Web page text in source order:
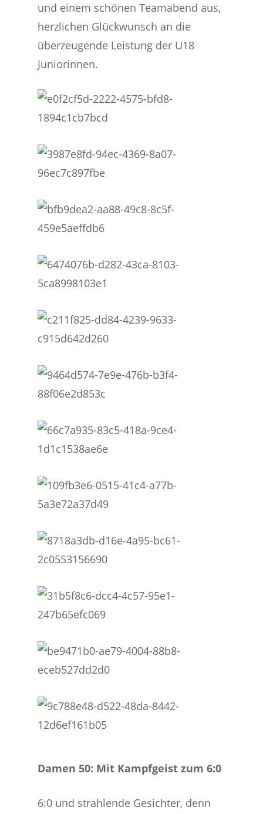
und einem schönen Teamabend aus,
herzlichen Glückwunsch an die
überzeugende Leistung der U18
Juniorinnen.
Damen 50: Mit Kampfgeist zum 6:0
6:0 und strahlende Gesichter, denn